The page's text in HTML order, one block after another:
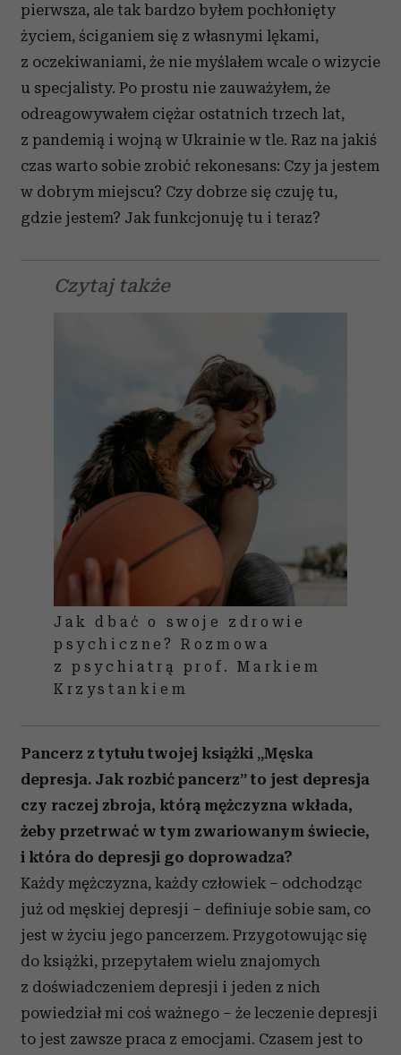
pierwsza, ale tak bardzo byłem pochłonięty
życiem, ściganiem się z własnymi lękami,
z oczekiwaniami, że nie myślałem wcale o wizycie
u specjalisty. Po prostu nie zauważyłem, że
odreagowywałem ciężar ostatnich trzech lat,
z pandemią i wojną w Ukrainie w tle. Raz na jakiś
czas warto sobie zrobić rekonesans: Czy ja jestem
w dobrym miejscu? Czy dobrze się czuję tu,
gdzie jestem? Jak funkcjonuję tu i teraz?
Czytaj także
Jak dbać o swoje zdrowie
psychiczne? Rozmowa
z psychiatrą prof. Markiem
Krzystankiem
Pancerz z tytułu twojej książki „Męska
depresja. Jak rozbić pancerz” to jest depresja
czy raczej zbroja, którą mężczyzna wkłada,
żeby przetrwać w tym zwariowanym świecie,
i która do depresji go doprowadza?
Każdy mężczyzna, każdy człowiek – odchodząc
już od męskiej depresji – definiuje sobie sam, co
jest w życiu jego pancerzem. Przygotowując się
do książki, przepytałem wielu znajomych
z doświadczeniem depresji i jeden z nich
powiedział mi coś ważnego – że leczenie depresji
to jest zawsze praca z emocjami. Czasem jest to